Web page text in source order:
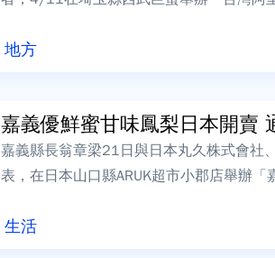
地方
生活
嘉義優鮮蜜甘味鳳梨日本開賣
嘉義縣長翁章梁21日與日本丸久株式會社
表，在日本山口縣ARUK超市小郡店舉辦